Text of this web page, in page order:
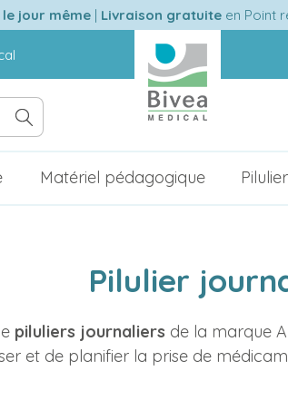
jour même| Livraison gratuiteen Point
Matériel pédagogique
Pilulier
piluliers journaliers de la marque
et de planifier la prise de